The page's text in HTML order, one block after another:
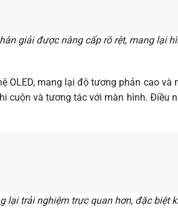
giải được nâng cấp rõ rệt, mang lại
OLED, mang lại độ tương phản cao
cuộn và tương tác với màn hình. Điều
lại trải nghiệm trực quan hơn, đặc biệt